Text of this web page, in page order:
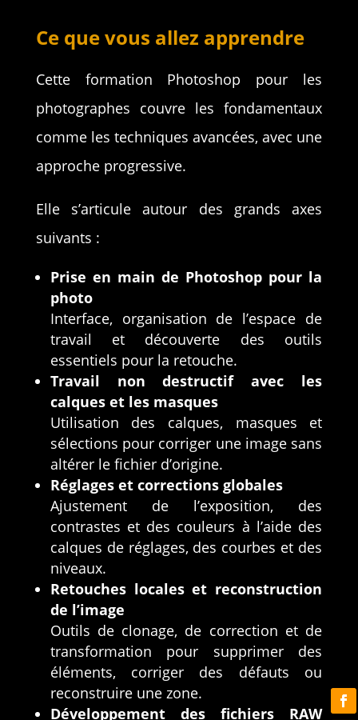
Ce que vous allez apprendre
Cette formation Photoshop pour les
photographes couvre les fondamentaux
comme les techniques avancées, avec une
approche progressive.
Elle s’articule autour des grands axes
suivants :
Prise en main de Photoshop pour la
photo
Interface, organisation de l’espace de
travail et découverte des outils
essentiels pour la retouche.
Travail non destructif avec les
calques et les masques
Utilisation des calques, masques et
sélections pour corriger une image sans
altérer le fichier d’origine.
Réglages et corrections globales
Ajustement de l’exposition, des
contrastes et des couleurs à l’aide des
calques de réglages, des courbes et des
niveaux.
Retouches locales et reconstruction
de l’image
Outils de clonage, de correction et de
transformation pour supprimer des
éléments, corriger des défauts ou
reconstruire une zone.
Développement des fichiers RAW